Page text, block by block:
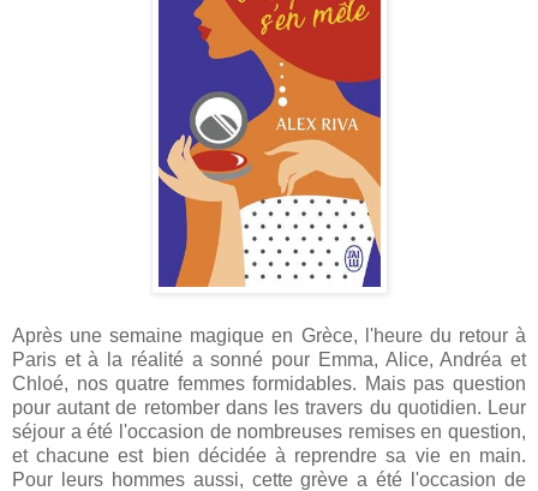
Après une semaine magique en Grèce, l'heure du retour à
Paris et à la réalité a sonné pour Emma, Alice, Andréa et
Chloé, nos quatre femmes formidables. Mais pas question
pour autant de retomber dans les travers du quotidien. Leur
séjour a été l'occasion de nombreuses remises en question,
et chacune est bien décidée à reprendre sa vie en main.
Pour leurs hommes aussi, cette grève a été l'occasion de